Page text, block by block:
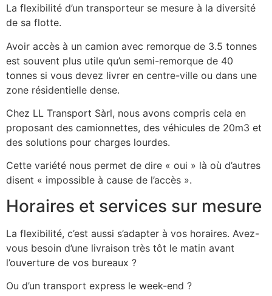
La flexibilité d’un transporteur se mesure à la diversité
de sa flotte.
Avoir accès à un camion avec remorque de 3.5 tonnes
est souvent plus utile qu’un semi-remorque de 40
tonnes si vous devez livrer en centre-ville ou dans une
zone résidentielle dense.
Chez LL Transport Sàrl, nous avons compris cela en
proposant des camionnettes, des véhicules de 20m3 et
des solutions pour charges lourdes.
Cette variété nous permet de dire « oui » là où d’autres
disent « impossible à cause de l’accès ».
Horaires et services sur mesure
La flexibilité, c’est aussi s’adapter à vos horaires. Avez-
vous besoin d’une livraison très tôt le matin avant
l’ouverture de vos bureaux ?
Ou d’un transport express le week-end ?